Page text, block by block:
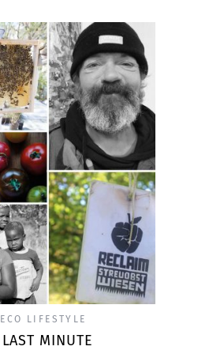
ECO LIFESTYLE
LAST MINUTE